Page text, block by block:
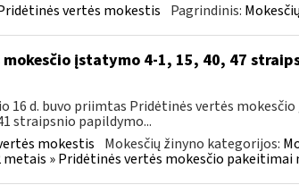
vertės mokestis Pagrindinis:
įstatymo 4-1, 15, 40, 47
16 d. buvo priimtas Pridėtinės vertės
straipsnio papildymo...
mokestis Mokesčių žinyno kategorijos:
» Pridėtinės vertės mokesčio pakeitimai